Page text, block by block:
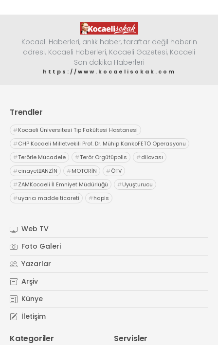
Kocaeli Haberleri, anlık haber, taraftar değil haberin
adresi. Kocaeli Haberleri, Kocaeli Gazetesi, Kocaeli
Son dakika Haberleri
https://www.kocaelisokak.com
Trendler
#Kocaeli Üniversitesi Tıp Fakültesi Hastanesi
#CHP Kocaeli Milletvekili Prof. Dr. Mühip KankoFETÖ Operasyonu
#Terörle Mücadele #Terör Örgütüpolis #dilovası
#cinayetBANZİN #MOTORİN #ÖTV
#ZAMKocaeli İl Emniyet Müdürlüğü #Uyuşturucu
#uyarıcı madde ticareti #hapis
Web TV
Foto Galeri
Yazarlar
Arşiv
Künye
İletişim
Kategoriler Servisler